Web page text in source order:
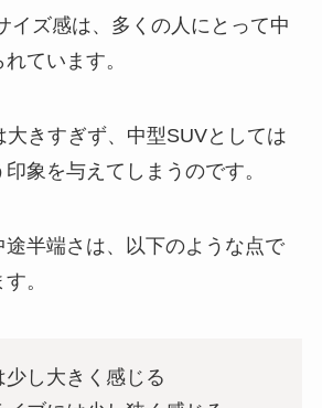
イズ感は、多くの人にとって中
ています。
大きすぎず、中型SUVとしては
象を与えてしまうのです。
途半端さは、以下のような点で
。
少し大きく感じる